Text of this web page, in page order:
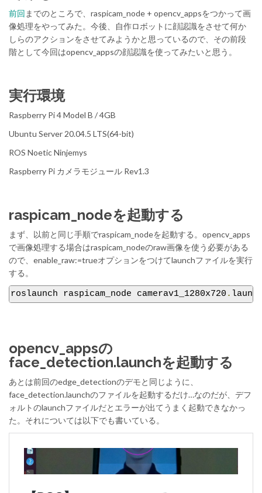
前回 までのところで、raspicam_node + opencv_appsをつかって画
像処理をやってみた。今後、自作ロボットに顔認識をさせて何か
しらのアクションをさせてみようかと思っているので、その前段
階として今回はopencv_appsの顔認識を使ってみたいと思う。
実行環境
Raspberry Pi 4 Model B / 4GB
Ubuntu Server 20.04.5 LTS(64-bit)
ROS Noetic Ninjemys
Raspberry Pi カメラモジュール Rev1.3
raspicam_nodeを起動する
まず、以前と同じ手順でraspicam_nodeを起動する。opencv_apps
で画像処理する場合はraspicam_nodeのraw画像を使う必要がある
ので、enable_raw:=trueオプションをつけてlaunchファイルを実行
する。
roslaunch raspicam_node camerav1_1280x720 .
opencv_appsの
face_detection.launchを起動する
あとは前回のedge_detectionのデモと同じように、
face_detection.launchのファイルを起動するだけ…なのだが、デフ
ォルトのlaunchファイルだとエラーが出てうまく起動できなかっ
た。それについては以下でも書いている。